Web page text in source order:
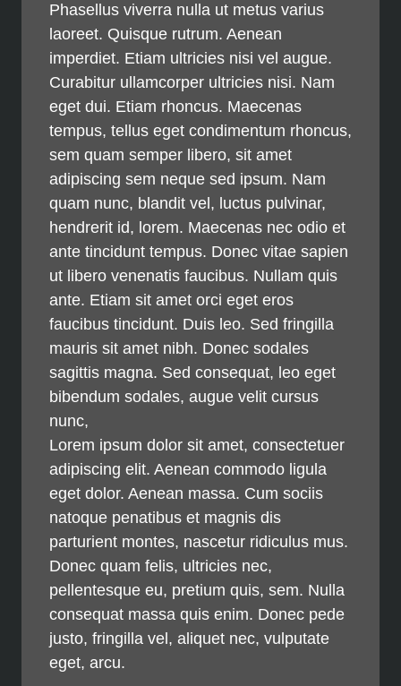
Phasellus viverra nulla ut metus varius
laoreet. Quisque rutrum. Aenean
imperdiet. Etiam ultricies nisi vel augue.
Curabitur ullamcorper ultricies nisi. Nam
eget dui. Etiam rhoncus. Maecenas
tempus, tellus eget condimentum rhoncus,
sem quam semper libero, sit amet
adipiscing sem neque sed ipsum. Nam
quam nunc, blandit vel, luctus pulvinar,
hendrerit id, lorem. Maecenas nec odio et
ante tincidunt tempus. Donec vitae sapien
ut libero venenatis faucibus. Nullam quis
ante. Etiam sit amet orci eget eros
faucibus tincidunt. Duis leo. Sed fringilla
mauris sit amet nibh. Donec sodales
sagittis magna. Sed consequat, leo eget
bibendum sodales, augue velit cursus
nunc,
Lorem ipsum dolor sit amet, consectetuer
adipiscing elit. Aenean commodo ligula
eget dolor. Aenean massa. Cum sociis
natoque penatibus et magnis dis
parturient montes, nascetur ridiculus mus.
Donec quam felis, ultricies nec,
pellentesque eu, pretium quis, sem. Nulla
consequat massa quis enim. Donec pede
justo, fringilla vel, aliquet nec, vulputate
eget, arcu.